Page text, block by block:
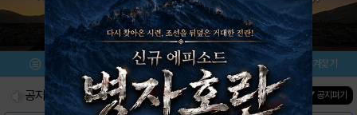
메뉴 이벤트/미션 설치/평가 즐겨찾기
공지사항 진행중인 이벤트0건 ▼ 공지펴기